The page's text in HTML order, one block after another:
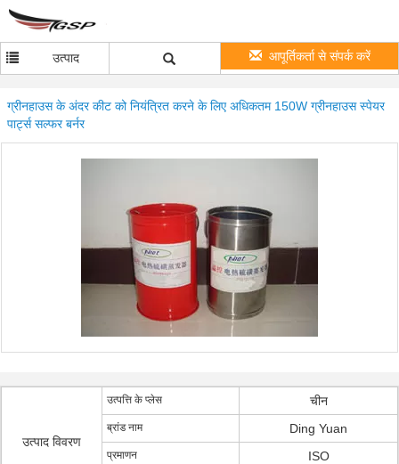
उत्पाद आपूर्तिकर्ता से संपर्क करें
ग्रीनहाउस के अंदर कीट को नियंत्रित करने के लिए अधिकतम 150W ग्रीनहाउस स्पेयर
पार्ट्स सल्फर बर्नर
उत्पाद विवरण
उत्पत्ति के प्लेस चीन
ब्रांड नाम Ding Yuan
प्रमाणन ISO